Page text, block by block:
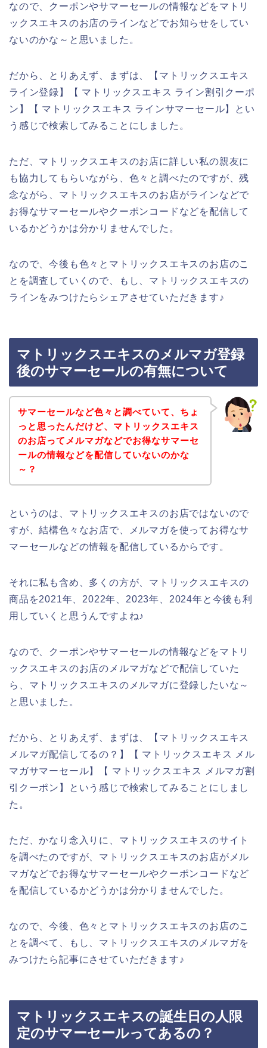
なので、クーポンやサマーセールの情報などをマトリ
ックスエキスのお店のラインなどでお知らせをしてい
ないのかな～と思いました。
だから、とりあえず、まずは、【マトリックスエキス
ライン登録】【 マトリックスエキス ライン割引クーポ
ン】【 マトリックスエキス ラインサマーセール】とい
う感じで検索してみることにしました。
ただ、マトリックスエキスのお店に詳しい私の親友に
も協力してもらいながら、色々と調べたのですが、残
念ながら、マトリックスエキスのお店がラインなどで
お得なサマーセールやクーポンコードなどを配信して
いるかどうかは分かりませんでした。
なので、今後も色々とマトリックスエキスのお店のこ
とを調査していくので、もし、マトリックスエキスの
ラインをみつけたらシェアさせていただきます♪
マトリックスエキスのメルマガ登録
後のサマーセールの有無について
サマーセールなど色々と調べていて、ちょ
っと思ったんだけど、マトリックスエキス
のお店ってメルマガなどでお得なサマーセ
ールの情報などを配信していないのかな
～？
というのは、マトリックスエキスのお店ではないので
すが、結構色々なお店で、メルマガを使ってお得なサ
マーセールなどの情報を配信しているからです。
それに私も含め、多くの方が、マトリックスエキスの
商品を2021年、2022年、2023年、2024年と今後も利
用していくと思うんですよね♪
なので、クーポンやサマーセールの情報などをマトリ
ックスエキスのお店のメルマガなどで配信していた
ら、マトリックスエキスのメルマガに登録したいな～
と思いました。
だから、とりあえず、まずは、【マトリックスエキス
メルマガ配信してるの？】【 マトリックスエキス メル
マガサマーセール】【 マトリックスエキス メルマガ割
引クーポン】という感じで検索してみることにしまし
た。
ただ、かなり念入りに、マトリックスエキスのサイト
を調べたのですが、マトリックスエキスのお店がメル
マガなどでお得なサマーセールやクーポンコードなど
を配信しているかどうかは分かりませんでした。
なので、今後、色々とマトリックスエキスのお店のこ
とを調べて、もし、マトリックスエキスのメルマガを
みつけたら記事にさせていただきます♪
マトリックスエキスの誕生日の人限
定のサマーセールってあるの？